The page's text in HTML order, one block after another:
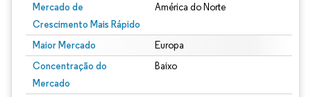
Mercado de
Crescimento Mais Rápido
América do Norte
Maior Mercado Europa
Concentração do
Mercado
Baixo